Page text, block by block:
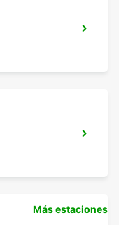
Más estaciones